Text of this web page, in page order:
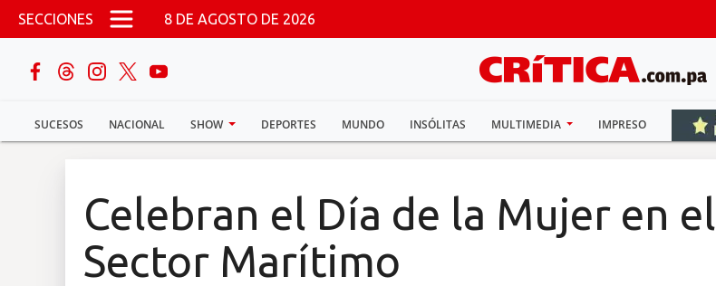
Pasar al contenido principal
SECCIONES 8 DE AGOSTO DE 2026
SUCESOS NACIONAL SHOW DEPORTES MUNDO INSÓLITAS MULTIMEDIA IMPRESO
buscar
Sucesos
Celebran el Día de la Mujer en el
Sector Marítimo